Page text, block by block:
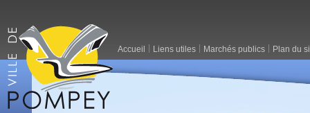
Accueil Liens utiles Marchés publics Plan du